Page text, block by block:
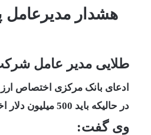
هشدار مدیرعامل
طلایی مدیر عامل
ادعای بانک مرکزی اختصاص ارز به واردات نهاده
در حالیکه باید 500 میلیون دلار اختصاص می یافت تنها 50 میلیون دلار اختصاص یافت.
وی گفت: